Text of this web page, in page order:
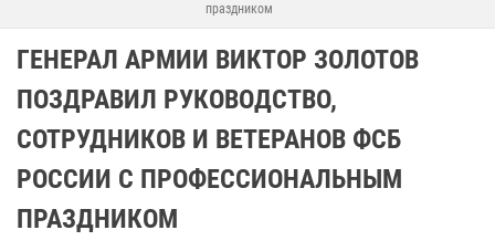
праздником
ГЕНЕРАЛ АРМИИ ВИКТОР ЗОЛОТОВ
ПОЗДРАВИЛ РУКОВОДСТВО,
СОТРУДНИКОВ И ВЕТЕРАНОВ ФСБ
РОССИИ С ПРОФЕССИОНАЛЬНЫМ
ПРАЗДНИКОМ